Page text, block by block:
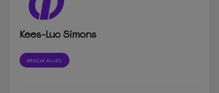
Kees-Luc Simons
BEKIJK ALLES